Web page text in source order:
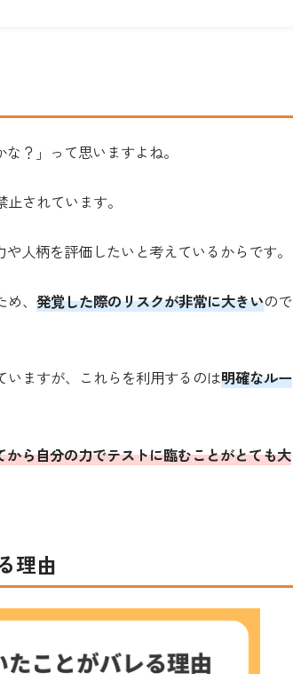
？」って思いますよね。
されています。
人柄を評価したいと考えているからです。
、 発覚した際のリスクが非常に大きいので
ますが、これらを利用するのは明確なルー
から自分の力でテストに臨むことがとても大
理由